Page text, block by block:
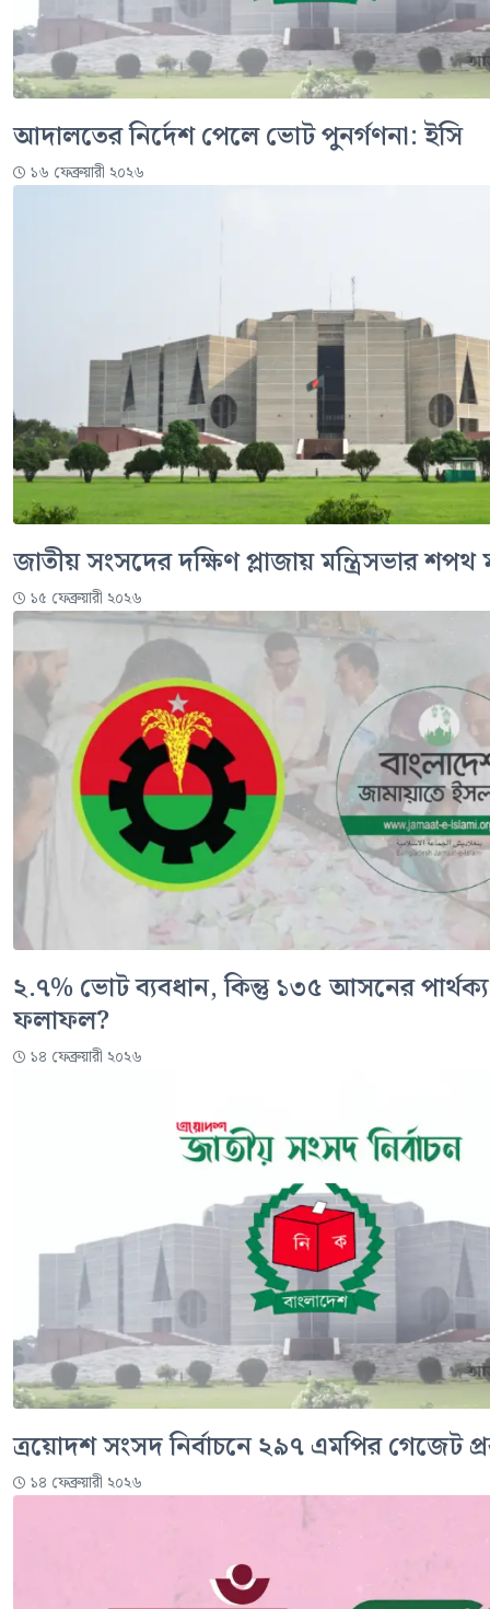
আদালতের নির্দেশ পেলে ভোট পুনর্গণনা: ইসি
১৬ ফেব্রুয়ারী ২০২৬
জাতীয় সংসদের দক্ষিণ প্লাজায় মন্ত্রিসভার শপথ
১৫ ফেব্রুয়ারী ২০২৬
২.৭% ভোট ব্যবধান, কিন্তু ১৩৫ আসনের
ফলাফল?
১৪ ফেব্রুয়ারী ২০২৬
ত্রয়োদশ সংসদ নির্বাচনে ২৯৭ এমপির গেজেট
১৪ ফেব্রুয়ারী ২০২৬